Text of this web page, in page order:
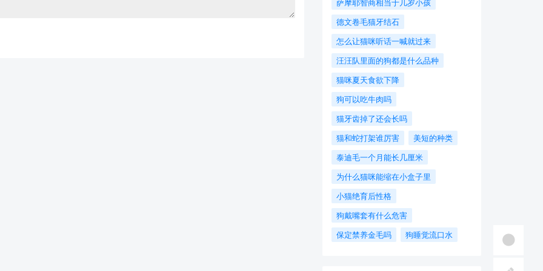
萨摩耶智商相当于几岁小孩
德文卷毛猫牙结石
怎么让猫咪听话一喊就过来
汪汪队里面的狗都是什么品种
猫咪夏天食欲下降
狗可以吃牛肉吗
猫牙齿掉了还会长吗
猫和蛇打架谁厉害
美短的种类
泰迪毛一个月能长几厘米
为什么猫咪能缩在小盒子里
小猫绝育后性格
狗戴嘴套有什么危害
保定禁养金毛吗
狗睡觉流口水